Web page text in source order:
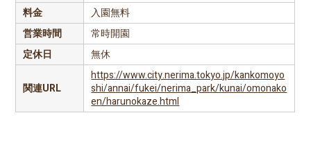
料金
入園無料
営業時間
常時開園
定休日
無休
関連URL
https://www.city.nerima.tokyo.jp/kankomoyo
shi/annai/fukei/nerima_park/kunai/omonako
en/harunokaze.html